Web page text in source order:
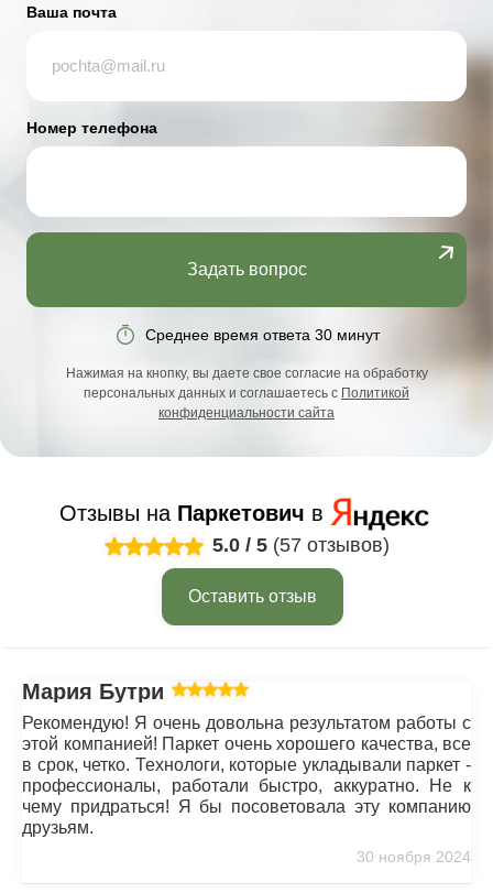
Ваша почта
Номер телефона
Задать вопрос
Среднее время ответа 30 минут
Нажимая на кнопку, вы даете свое согласие на обработку
персональных данных и соглашаетесь с Политикой
конфиденциальности сайта
Отзывы на Паркетович в
5.0 / 5 (57 отзывов)
Оставить отзыв
Мария Бутрим
Рекомендую! Я очень довольна результатом работы с
этой компанией! Паркет очень хорошего качества, все
в срок, четко. Технологи, которые укладывали паркет -
профессионалы, работали быстро, аккуратно. Не к
чему придраться! Я бы посоветовала эту компанию
друзьям.
30 ноября 2024